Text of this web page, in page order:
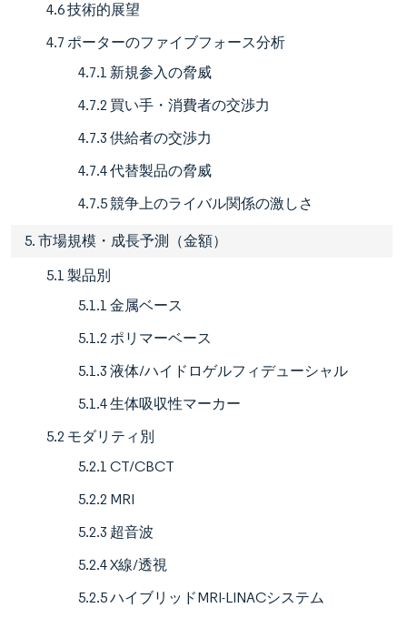
4.6 技術的展望
4.7 ポーターのファイブフォース分析
4.7.1 新規参入の脅威
4.7.2 買い手・消費者の交渉力
4.7.3 供給者の交渉力
4.7.4 代替製品の脅威
4.7.5 競争上のライバル関係の激しさ
5. 市場規模・成長予測（金額）
5.1 製品別
5.1.1 金属ベース
5.1.2 ポリマーベース
5.1.3 液体/ハイドロゲルフィデューシャル
5.1.4 生体吸収性マーカー
5.2 モダリティ別
5.2.1 CT/CBCT
5.2.2 MRI
5.2.3 超音波
5.2.4 X線/透視
5.2.5 ハイブリッドMRI-LINACシステム